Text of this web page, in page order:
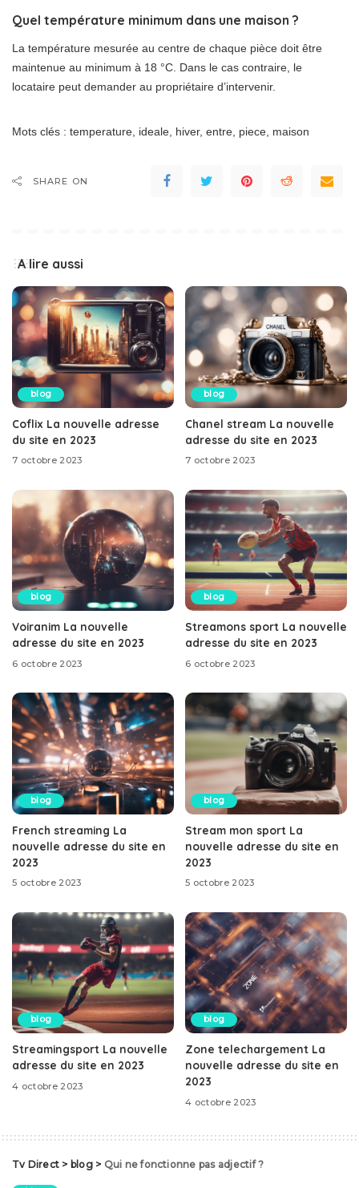
Quel température minimum dans une maison ?
La température mesurée au centre de chaque pièce doit être
maintenue au minimum à 18 °C. Dans le cas contraire, le
locataire peut demander au propriétaire d’intervenir.
Mots clés : temperature, ideale, hiver, entre, piece, maison
SHARE ON
A lire aussi
blog
Coflix La nouvelle adresse
du site en 2023
7 octobre 2023
blog
Chanel stream La nouvelle
adresse du site en 2023
7 octobre 2023
blog
Voiranim La nouvelle
adresse du site en 2023
6 octobre 2023
blog
Streamons sport La nouvelle
adresse du site en 2023
6 octobre 2023
blog
French streaming La
nouvelle adresse du site en
2023
5 octobre 2023
blog
Stream mon sport La
nouvelle adresse du site en
2023
5 octobre 2023
blog
Streamingsport La nouvelle
adresse du site en 2023
4 octobre 2023
blog
Zone telechargement La
nouvelle adresse du site en
2023
4 octobre 2023
Tv Direct > blog> Qui ne fonctionne pas adjectif ?